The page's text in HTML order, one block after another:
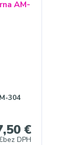
304
€
bez DPH